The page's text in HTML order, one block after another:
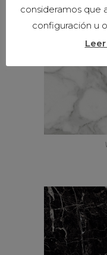
consideramos que
configuración u